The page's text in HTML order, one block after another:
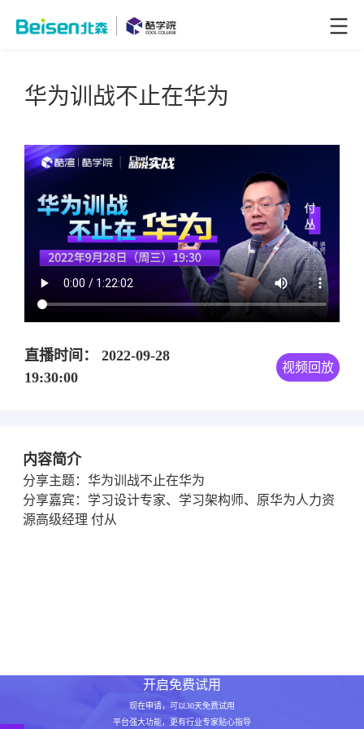
华为训战不止在华为
直播时间： 2022-09-28
19:30:00
视频回放
内容简介
分享主题：华为训战不止在华为
分享嘉宾：学习设计专家、学习架构师、原华为人力资
源高级经理 付从
开启免费试用
现在申请，可以30天免费试用
平台强大功能，更有行业专家贴心指导